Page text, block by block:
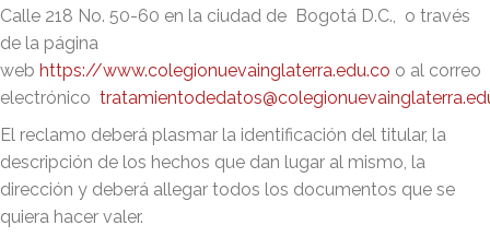
Calle 218 No. 50-60 en la ciudad de Bogotá D.C., o través
de la página
web https://www.colegionuevainglaterra.edu.co o al correo
electrónico
El reclamo deberá plasmar la identificación del titular, la
descripción de los hechos que dan lugar al mismo, la
dirección y deberá allegar todos los documentos que se
quiera hacer valer.